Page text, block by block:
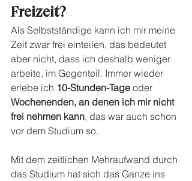
Freizeit?
Als Selbstständige kann ich mir meine
Zeit zwar frei einteilen, das bedeutet
aber nicht, dass ich deshalb weniger
arbeite, im Gegenteil. Immer wieder
erlebe ich 10-Stunden-Tage oder
Wochenenden, an denen ich mir nicht
frei nehmen kann, das war auch schon
vor dem Studium so.
Mit dem zeitlichen Mehraufwand durch
das Studium hat sich das Ganze ins